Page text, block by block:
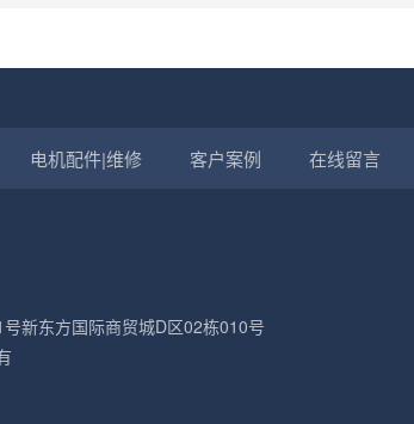
电机配件|维修 客户案例 在线留言
新东方国际商贸城D区02栋010号